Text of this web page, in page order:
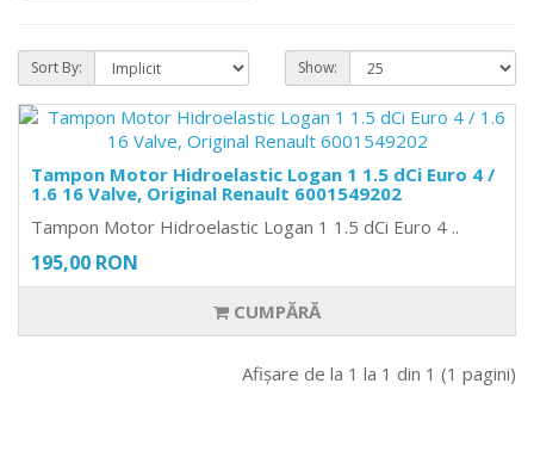
Sort By: Show:
Tampon Motor Hidroelastic Logan 1 1.5 dCi Euro 4 /
1.6 16 Valve, Original Renault 6001549202
Tampon Motor Hidroelastic Logan 1 1.5 dCi Euro 4 ..
195,00 RON
CUMPĂRĂ
Afişare de la 1 la 1 din 1 (1 pagini)